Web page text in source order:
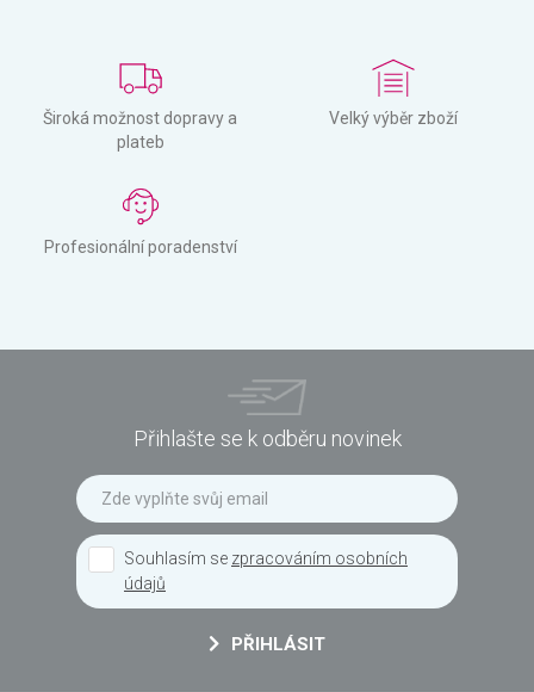
Široká možnost dopravy a
plateb
Velký výběr zboží
Profesionální poradenství
Přihlašte se k odběru novinek
Souhlasím se zpracováním osobních
údajů
PŘIHLÁSIT